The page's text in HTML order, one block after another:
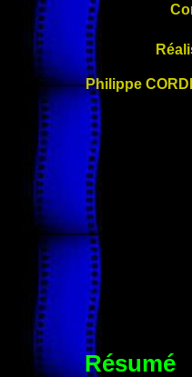
Philippe
Résumé